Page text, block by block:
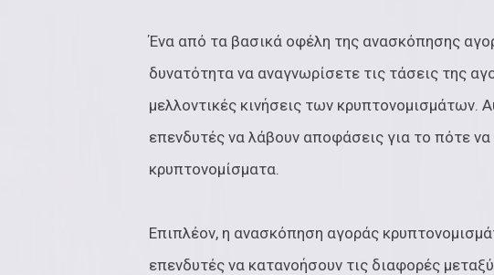
Ένα από τα βασικά οφέλη της ανασκόπησης
δυνατότητα να αναγνωρίσετε τις τάσεις της
μελλοντικές κινήσεις των κρυπτονομισμάτων.
επενδυτές να λάβουν αποφάσεις για το πότε
κρυπτονομίσματα.
Επιπλέον, η ανασκόπηση αγοράς
επενδυτές να κατανοήσουν τις διαφορές